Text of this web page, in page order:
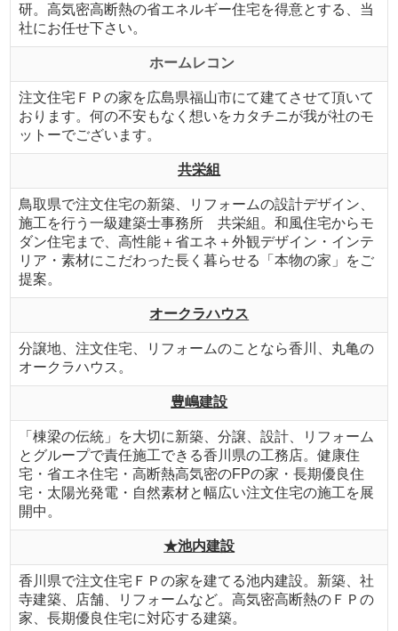
研。高気密高断熱の省エネルギー住宅を得意とする、当
社にお任せ下さい。
ホームレコン
注文住宅ＦＰの家を広島県福山市にて建てさせて頂いて
おります。何の不安もなく想いをカタチニが我が社のモ
ットーでございます。
共栄組
鳥取県で注文住宅の新築、リフォームの設計デザイン、
施工を行う一級建築士事務所 共栄組。和風住宅からモ
ダン住宅まで、高性能＋省エネ＋外観デザイン・インテ
リア・素材にこだわった長く暮らせる「本物の家」をご
提案。
オークラハウス
分譲地、注文住宅、リフォームのことなら香川、丸亀の
オークラハウス。
豊嶋建設
「棟梁の伝統」を大切に新築、分譲、設計、リフォーム
とグループで責任施工できる香川県の工務店。健康住
宅・省エネ住宅・高断熱高気密のFPの家・長期優良住
宅・太陽光発電・自然素材と幅広い注文住宅の施工を展
開中。
★池内建設
香川県で注文住宅ＦＰの家を建てる池内建設。新築、社
寺建築、店舗、リフォームなど。高気密高断熱のＦＰの
家、長期優良住宅に対応する建築。